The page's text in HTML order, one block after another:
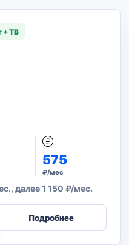
+ ТВ
575
₽/мес
далее 1 150 ₽/мес.
Подробнее